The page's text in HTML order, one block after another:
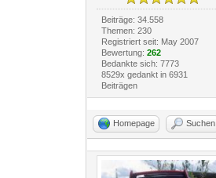
Beiträge: 34.558
Themen: 230
Registriert seit: May 2007
Bewertung: 262
Bedankte sich: 7773
8529x gedankt in 6931
Beiträgen
Homepage Suchen